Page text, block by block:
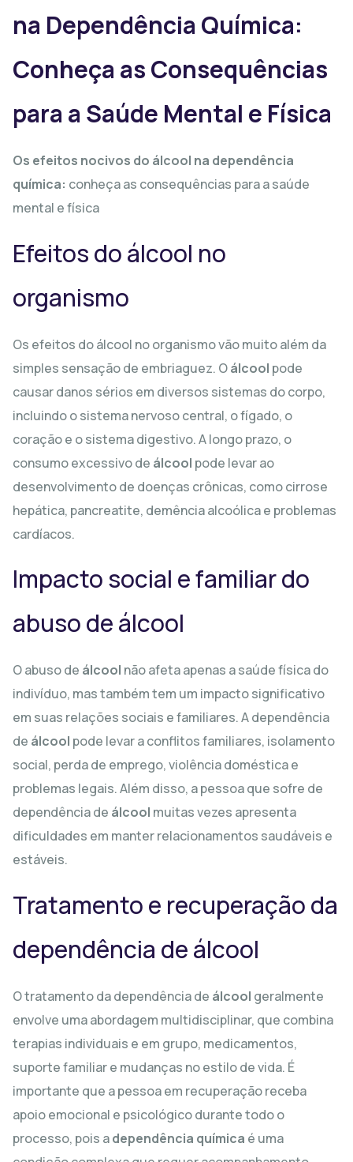
na Dependência Química:
Conheça as Consequências
para a Saúde Mental e Física
Os efeitos nocivos do álcool na dependência
química: conheça as consequências para a saúde
mental e física
Efeitos do álcool no
organismo
Os efeitos do álcool no organismo vão muito além da
simples sensação de embriaguez. Oálcool pode
causar danos sérios em diversos sistemas do corpo,
incluindo o sistema nervoso central, o fígado, o
coração e o sistema digestivo. A longo prazo, o
consumo excessivo de álcool pode levar ao
desenvolvimento de doenças crônicas, como cirrose
hepática, pancreatite, demência alcoólica e problemas
cardíacos.
Impacto social e familiar do
abuso de álcool
O abuso de álcool não afeta apenas a saúde física do
indivíduo, mas também tem um impacto significativo
em suas relações sociais e familiares. A dependência
de álcool pode levar a conflitos familiares, isolamento
social, perda de emprego, violência doméstica e
problemas legais. Além disso, a pessoa que sofre de
dependência de álcool muitas vezes apresenta
dificuldades em manter relacionamentos saudáveis e
estáveis.
Tratamento e recuperação da
dependência de álcool
O tratamento da dependência de álcool geralmente
envolve uma abordagem multidisciplinar, que combina
terapias individuais e em grupo, medicamentos,
suporte familiar e mudanças no estilo de vida. É
importante que a pessoa em recuperação receba
apoio emocional e psicológico durante todo o
processo, pois adependência química é uma